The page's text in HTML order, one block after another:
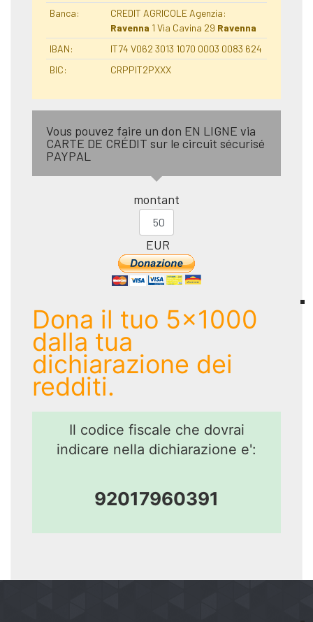
Banca:
CREDIT AGRICOLE Agenzia:
Ravenna 1 Via Cavina 29 Ravenna
IBAN:
IT74 V062 3013 1070 0003 0083 624
BIC:
CRPPIT2PXXX
Vous pouvez faire un don EN LIGNE via
CARTE DE CRÉDIT sur le circuit sécurisé
PAYPAL
montant
EUR
Dona il tuo 5x1000
dalla tua
dichiarazione dei
redditi.
Il codice fiscale che dovrai
indicare nella dichiarazione e':
92017960391